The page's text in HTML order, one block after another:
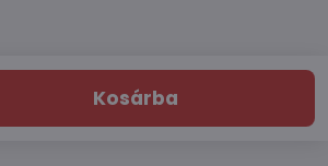
Kosárba